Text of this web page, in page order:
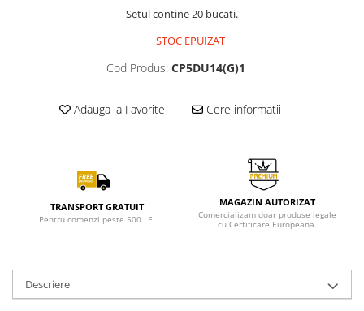
Setul contine 20 bucati.
STOC EPUIZAT
Cod Produs: CP5DU14(G)1
Adauga la Favorite Cere informatii
TRANSPORT GRATUIT
Pentru comenzi peste 500 LEI
MAGAZIN AUTORIZAT
Comercializam doar produse legale
cu Certificare Europeana.
Descriere